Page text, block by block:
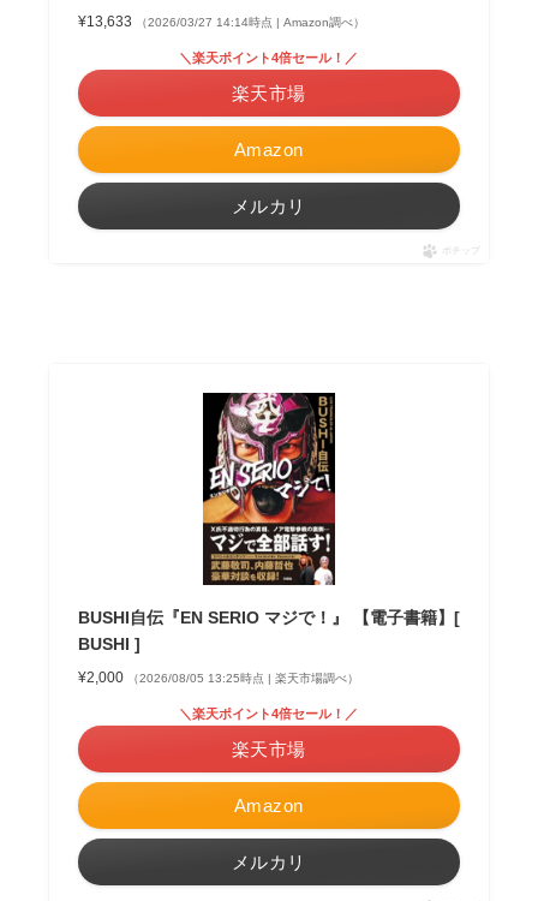
¥13,633 （2026/03/27 14:14時点 | Amazon調べ）
Amazon
＼楽天ポイント4倍セール！／
楽天市場
メルカリ
ポチップ
BUSHI自伝『EN SERIO マジで！』 【電子書籍】[
BUSHI ]
¥2,000 （2026/08/05 13:25時点 | 楽天市場調べ）
Amazon
＼楽天ポイント4倍セール！／
楽天市場
メルカリ